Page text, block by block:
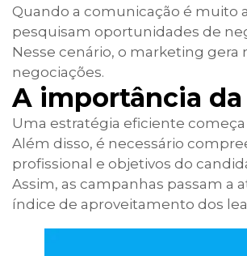
Quando a comunicação é muito
pesquisam oportunidades de
Nesse cenário, o marketing
negociações.
A importância
Uma estratégia eficiente
Além disso, é necessário
profissional e objetivos do
Assim, as campanhas passam a
índice de aproveitamento dos